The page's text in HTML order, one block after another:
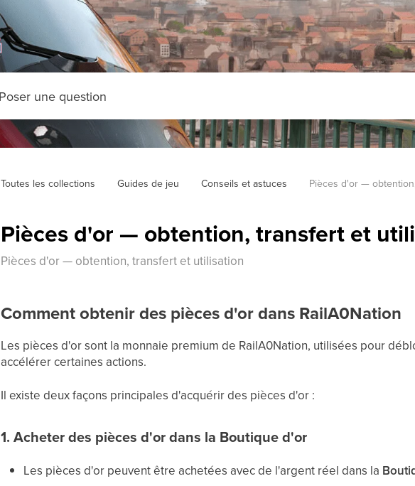
Toutes les collections Guides de jeu Conseils et astuces Pièces d'or —
Pièces d'or — obtention, transfert et
Pièces d'or — obtention, transfert et utilisation
Comment obtenir des pièces d'or dans RailA0Nation
Les pièces d'or sont la monnaie premium de RailA0Nation, utilisées pour
accélérer certaines actions.
Il existe deux façons principales d'acquérir des pièces d'or :
1. Acheter des pièces d'or dans la Boutique d'or
Les pièces d'or peuvent être achetées avec de l'argent réel dans la